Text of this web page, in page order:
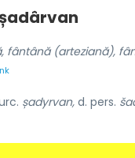
fântână (arteziană),
șadyrvan, d. pers.